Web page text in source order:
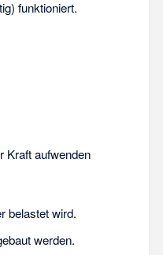
funktioniert.
Kraft aufwenden
belastet wird.
werden.